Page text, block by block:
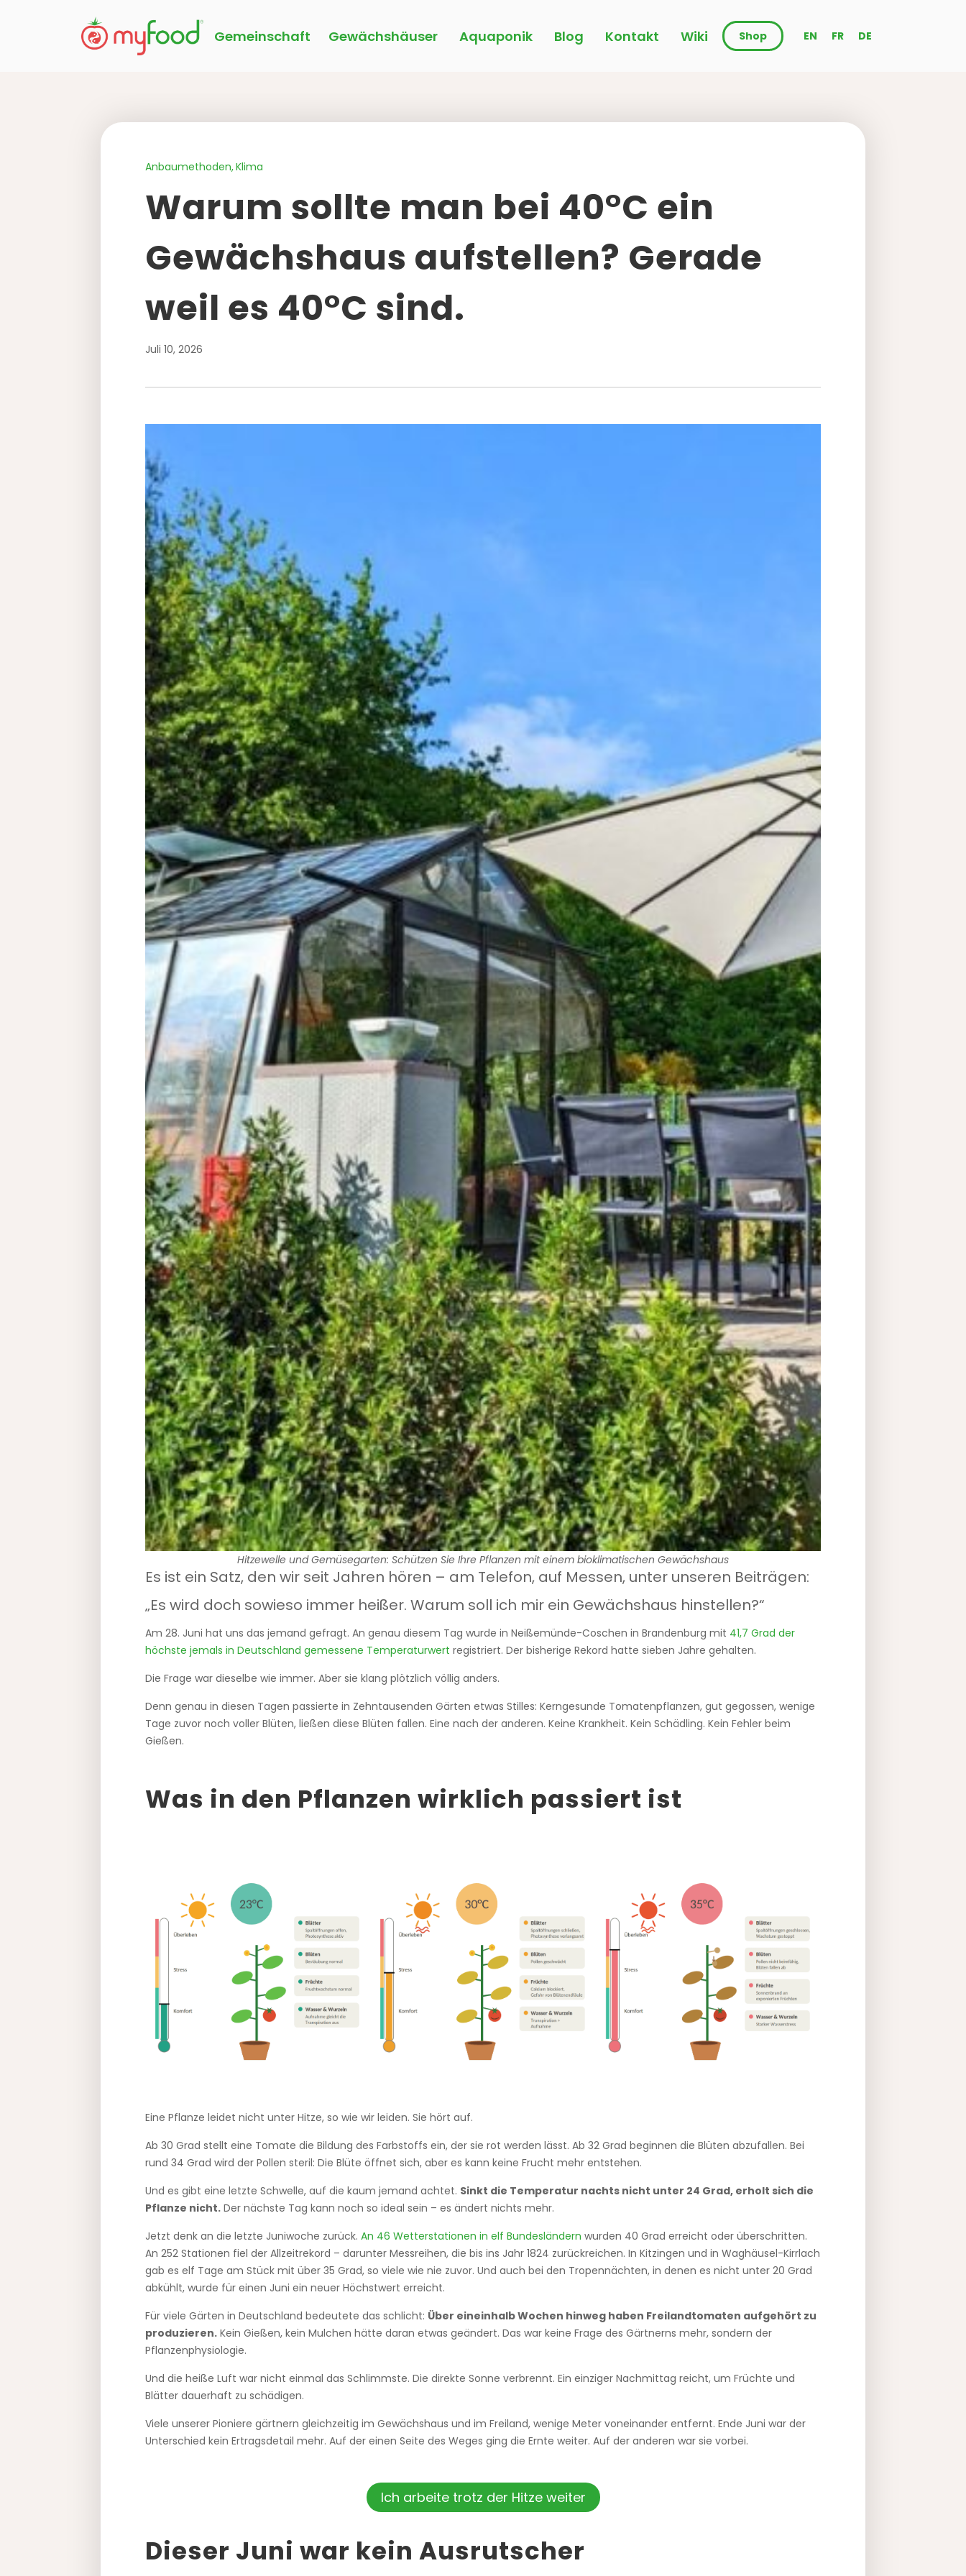
Gemeinschaft Gewächshäuser Aquaponik Blog Kontakt Wiki Shop EN FR DE
Anbaumethoden Klima
Warum sollte man bei 40°C ein
Gewächshaus aufstellen? Gerade
weil es 40°C sind.
Juli 10, 2026
Hitzewelle und Gemüsegarten: Schützen Sie Ihre Pflanzen mit einem bioklimatischen Gewächshaus
Es ist ein Satz, den wir seit Jahren hören – am Telefon, auf Messen, unter unseren Beiträgen:
„Es wird doch sowieso immer heißer. Warum soll ich mir ein Gewächshaus hinstellen?“
Am 28. Juni hat uns das jemand gefragt. An genau diesem Tag wurde in Neißemünde-Coschen in Brandenburg mit 41,7 Grad der
höchste jemals in Deutschland gemessene Temperaturwert registriert. Der bisherige Rekord hatte sieben Jahre gehalten.
Die Frage war dieselbe wie immer. Aber sie klang plötzlich völlig anders.
Denn genau in diesen Tagen passierte in Zehntausenden Gärten etwas Stilles: Kerngesunde Tomatenpflanzen, gut gegossen, wenige
Tage zuvor noch voller Blüten, ließen diese Blüten fallen. Eine nach der anderen. Keine Krankheit. Kein Schädling. Kein Fehler beim
Gießen.
Was in den Pflanzen wirklich passiert ist
Eine Pflanze leidet nicht unter Hitze, so wie wir leiden. Sie hört auf.
Ab 30 Grad stellt eine Tomate die Bildung des Farbstoffs ein, der sie rot werden lässt. Ab 32 Grad beginnen die Blüten abzufallen. Bei
rund 34 Grad wird der Pollen steril: Die Blüte öffnet sich, aber es kann keine Frucht mehr entstehen.
Und es gibt eine letzte Schwelle, auf die kaum jemand achtet. Sinkt die Temperatur nachts nicht unter 24 Grad, erholt sich die
Pflanze nicht. Der nächste Tag kann noch so ideal sein – es ändert nichts mehr.
Jetzt denk an die letzte Juniwoche zurück. An 46 Wetterstationen in elf Bundesländern wurden 40 Grad erreicht oder überschritten.
An 252 Stationen fiel der Allzeitrekord – darunter Messreihen, die bis ins Jahr 1824 zurückreichen. In Kitzingen und in Waghäusel-Kirrlach
gab es elf Tage am Stück mit über 35 Grad, so viele wie nie zuvor. Und auch bei den Tropennächten, in denen es nicht unter 20 Grad
abkühlt, wurde für einen Juni ein neuer Höchstwert erreicht.
Für viele Gärten in Deutschland bedeutete das schlicht: Über eineinhalb Wochen hinweg haben Freilandtomaten aufgehört zu
produzieren. Kein Gießen, kein Mulchen hätte daran etwas geändert. Das war keine Frage des Gärtnerns mehr, sondern der
Pflanzenphysiologie.
Und die heiße Luft war nicht einmal das Schlimmste. Die direkte Sonne verbrennt. Ein einziger Nachmittag reicht, um Früchte und
Blätter dauerhaft zu schädigen.
Viele unserer Pioniere gärtnern gleichzeitig im Gewächshaus und im Freiland, wenige Meter voneinander entfernt. Ende Juni war der
Unterschied kein Ertragsdetail mehr. Auf der einen Seite des Weges ging die Ernte weiter. Auf der anderen war sie vorbei.
Ich arbeite trotz der Hitze weiter
Dieser Juni war kein Ausrutscher